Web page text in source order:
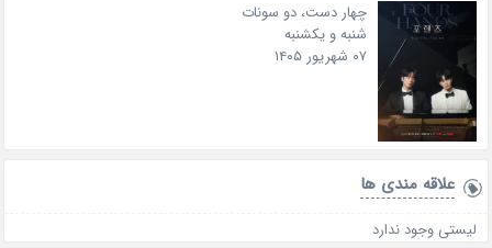
چهار دست، دو سونات
شنبه و یکشنبه
۰۷ شهریور ۱۴۰۵
علاقه‌ مندی ها
لیستی وجود ندارد